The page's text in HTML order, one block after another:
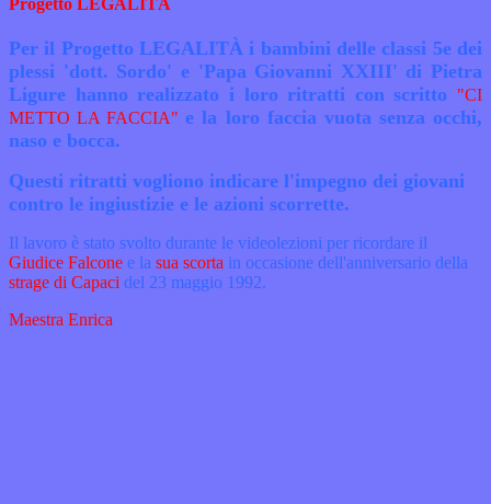
Progetto LEGALITÀ
Per il Progetto LEGALITÀ i bambini delle classi 5e dei
plessi 'dott. Sordo' e 'Papa Giovanni XXIII' di Pietra
Ligure hanno realizzato i loro ritratti con scritto
"CI
METTO LA FACCIA"e la loro faccia vuota senza occhi,
naso e bocca.
Questi ritratti vogliono indicare l'impegno dei giovani
contro le ingiustizie e le azioni scorrette.
Il lavoro è stato svolto durante le videolezioni per ricordare il
Giudice Falcone e la sua scorta in occasione dell'anniversario della
strage di Capaci del 23 maggio 1992.
Maestra Enrica